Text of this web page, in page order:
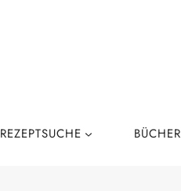
REZEPTSUCHE BÜCHER